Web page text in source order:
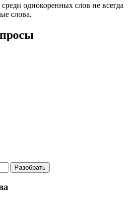
однокоренных слов не всегда
слова.
Разобрать